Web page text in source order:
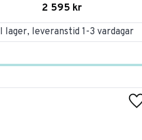
2 595 kr
I lager, leveranstid 1-3 vardagar